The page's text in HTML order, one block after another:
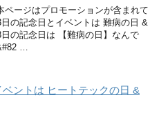
ページはプロモーションが含まれて
の記念日とイベントは 難病の日 &
の記念日は 【難病の日】なんで
…
ントは ヒートテックの日 &